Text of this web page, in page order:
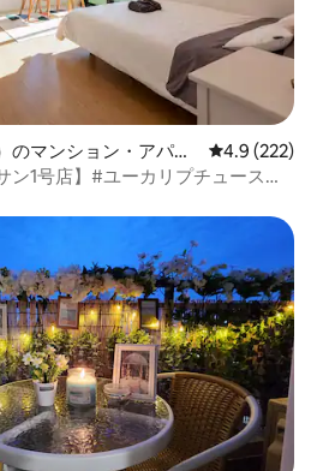
のマンション・アパー
レビュー222
4.9 (222)
ン1号店】#ユーカリプチュースル